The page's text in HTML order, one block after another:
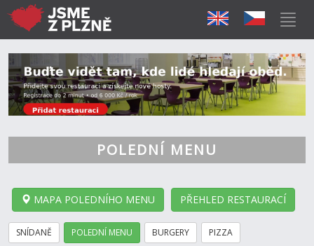
POLEDNÍ MENU
MAPA POLEDNÍHO MENU PŘEHLED RESTAURACÍ
SNÍDANĚ POLEDNÍ MENU BURGERY PIZZA